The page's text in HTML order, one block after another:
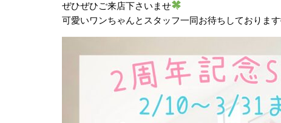
ぜひぜひご来店下さいませ
可愛いワンちゃんとスタッフ一同お待ちしておりま